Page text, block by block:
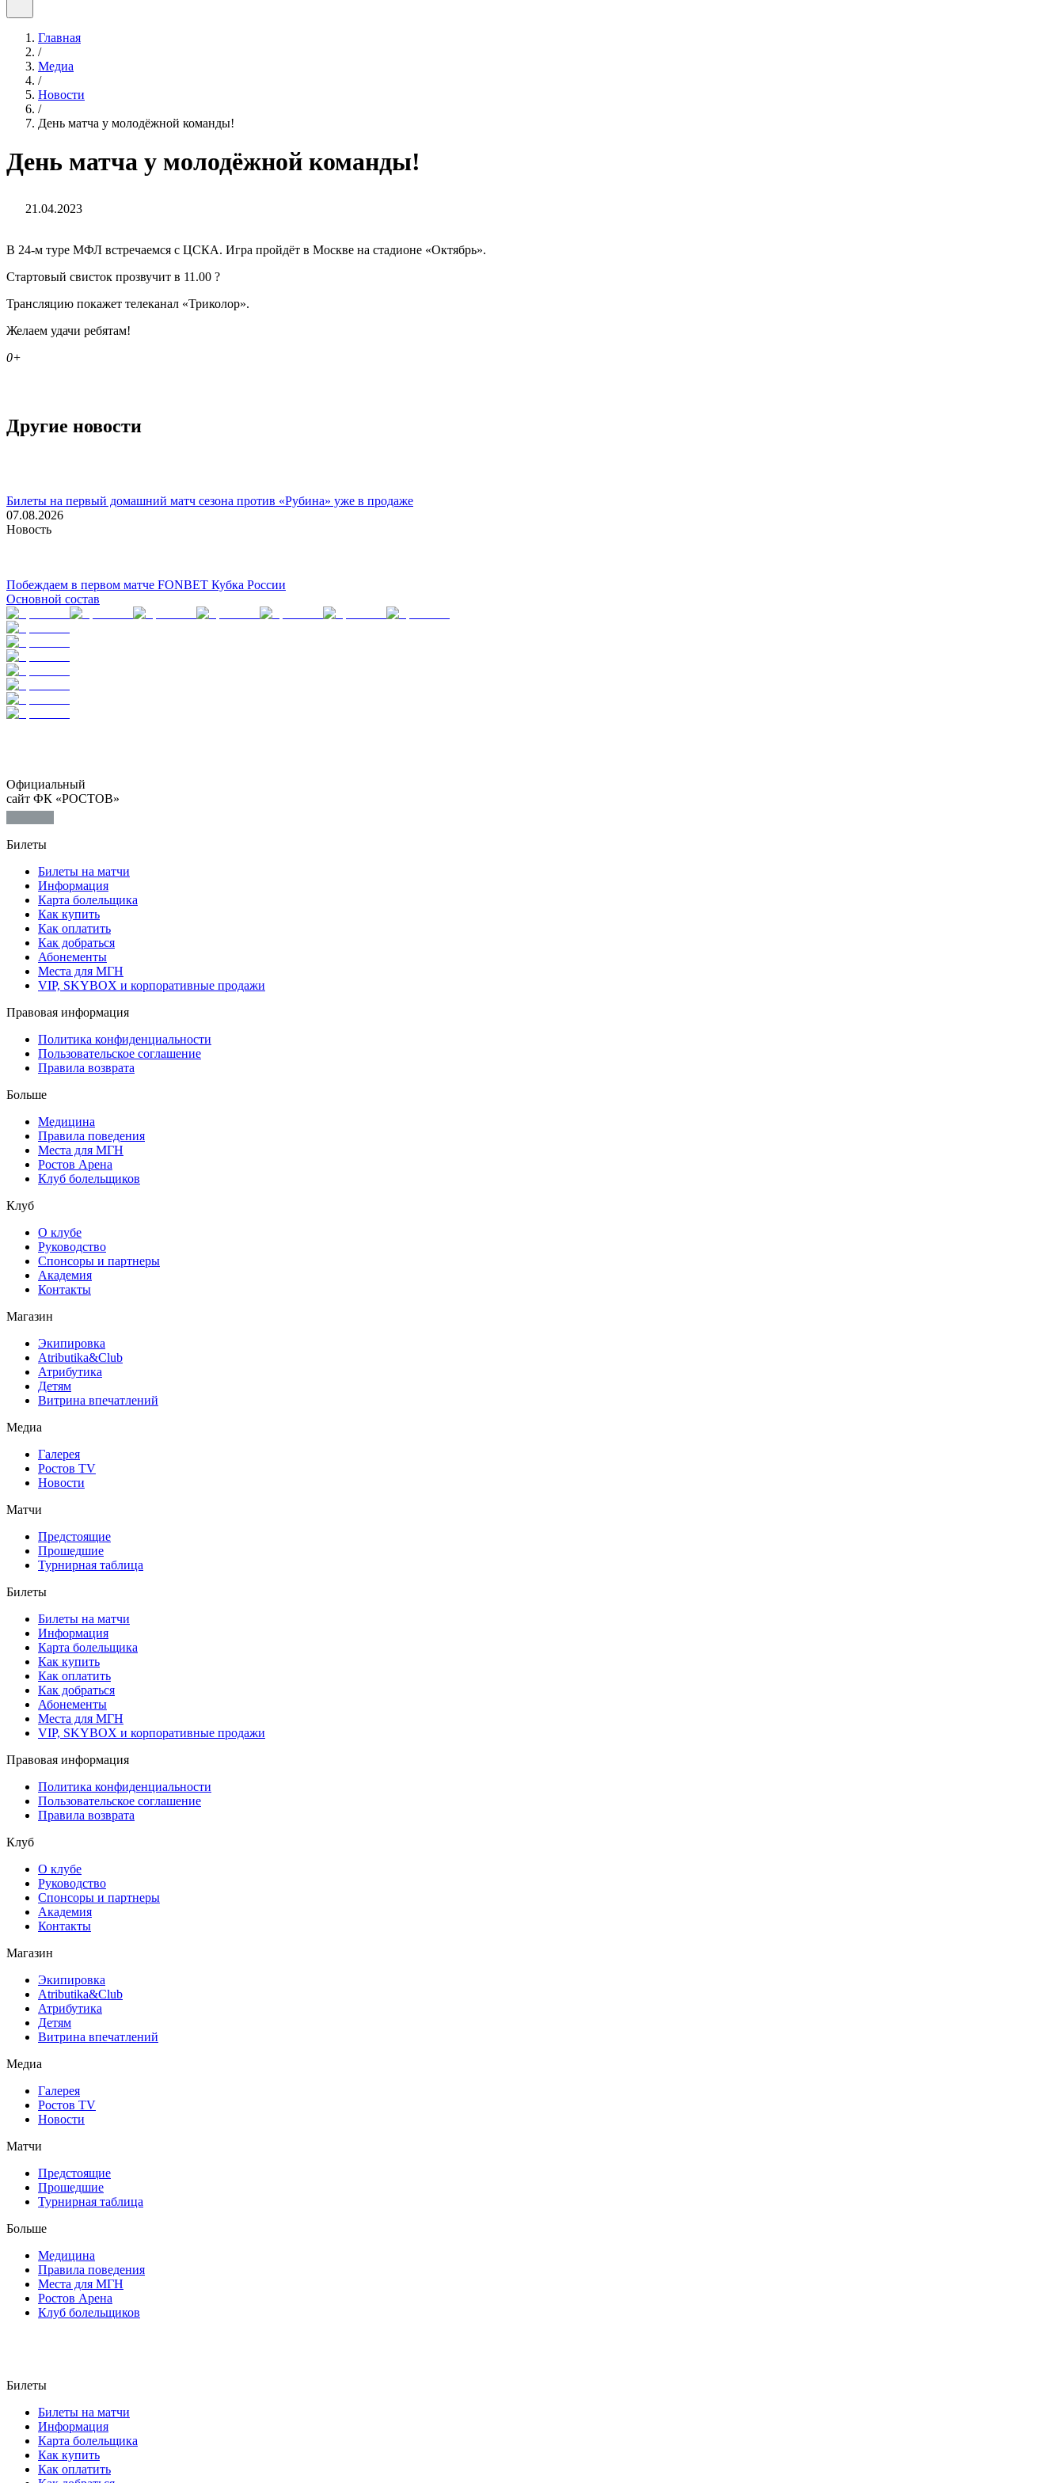
Главная
/
Медиа
/
Новости
/
День матча у молодёжной команды!
День матча у молодёжной команды!
21.04.2023
В 24-м туре МФЛ встречаемся с ЦСКА. Игра пройдёт в Москве на стадионе «Октябрь».
Стартовый свисток прозвучит в 11.00 ?
Трансляцию покажет телеканал «Триколор».
Желаем удачи ребятам!
0+
Другие новости
Билеты на первый домашний матч сезона против «Рубина» уже в продаже
07.08.2026
Новость
Побеждаем в первом матче FONBET Кубка России
Основной состав
Официальный
сайт ФК «РОСТОВ»
Билеты
Билеты на матчи
Информация
Карта болельщика
Как купить
Как оплатить
Как добраться
Абонементы
Места для МГН
VIP, SKYBOX и корпоративные продажи
Правовая информация
Политика конфиденциальности
Пользовательское соглашение
Правила возврата
Больше
Медицина
Правила поведения
Места для МГН
Ростов Арена
Клуб болельщиков
Клуб
О клубе
Руководство
Спонсоры и партнеры
Академия
Контакты
Магазин
Экипировка
Atributika&Club
Атрибутика
Детям
Витрина впечатлений
Медиа
Галерея
Ростов TV
Новости
Матчи
Предстоящие
Прошедшие
Турнирная таблица
Билеты
Билеты на матчи
Информация
Карта болельщика
Как купить
Как оплатить
Как добраться
Абонементы
Места для МГН
VIP, SKYBOX и корпоративные продажи
Правовая информация
Политика конфиденциальности
Пользовательское соглашение
Правила возврата
Клуб
О клубе
Руководство
Спонсоры и партнеры
Академия
Контакты
Магазин
Экипировка
Atributika&Club
Атрибутика
Детям
Витрина впечатлений
Медиа
Галерея
Ростов TV
Новости
Матчи
Предстоящие
Прошедшие
Турнирная таблица
Больше
Медицина
Правила поведения
Места для МГН
Ростов Арена
Клуб болельщиков
Билеты
Билеты на матчи
Информация
Карта болельщика
Как купить
Как оплатить